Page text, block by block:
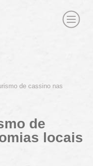
de cassino nas
de
locais